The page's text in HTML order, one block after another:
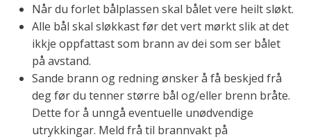
Når du forlet bålplassen skal bålet vere heilt sløkt.
Alle bål skal sløkkast før det vert mørkt slik at det
ikkje oppfattast som brann av dei som ser bålet
på avstand.
Sande brann og redning ønsker å få beskjed frå
deg før du tenner større bål og/eller brenn bråte.
Dette for å unngå eventuelle unødvendige
utrykkingar. Meld frå til brannvakt på